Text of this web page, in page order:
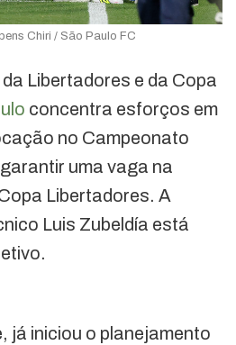
Chiri / São Paulo FC
Libertadores e da Copa
concentra esforços em
no Campeonato
uma vaga na
Libertadores. A
Luis Zubeldía está
já iniciou o planejamento